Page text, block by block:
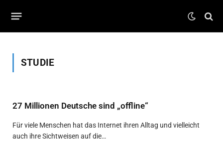
STUDIE
27 Millionen Deutsche sind „offline“
Für viele Menschen hat das Internet ihren Alltag und vielleicht
auch ihre Sichtweisen auf die…